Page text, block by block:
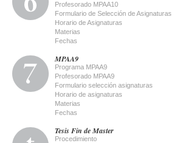
Profesorado MPAA10
Formulario de Selección de Asignaturas
Horario de Asignaturas
Materias
Fechas
MPAA9
Programa MPAA9
Profesorado MPAA9
Formulario selección asignaturas
Horario de asignaturas
Materias
Fechas
Tesis Fin de Master
Procedimiento